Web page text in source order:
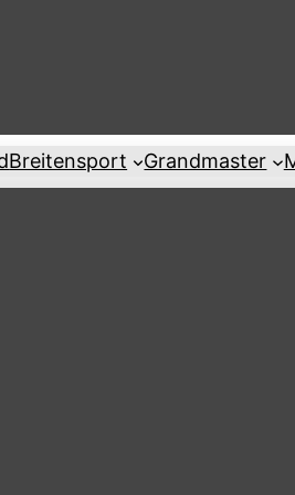
Breitensport Grandmaster